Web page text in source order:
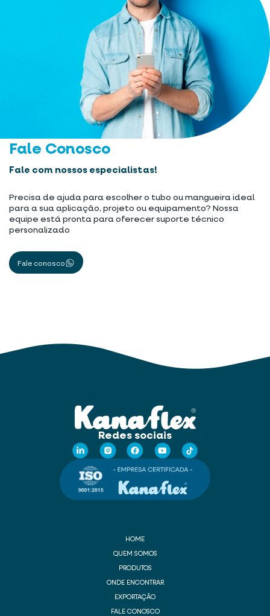
Fale Conosco
Fale com nossos especialistas!
Precisa de ajuda para escolher o tubo ou mangueira ideal
para a sua aplicação, projeto ou equipamento? Nossa
equipe está pronta para oferecer suporte técnico
personalizado
Fale conosco
Redes sociais
HOME
QUEM SOMOS
PRODUTOS
ONDE ENCONTRAR
EXPORTAÇÃO
FALE CONOSCO